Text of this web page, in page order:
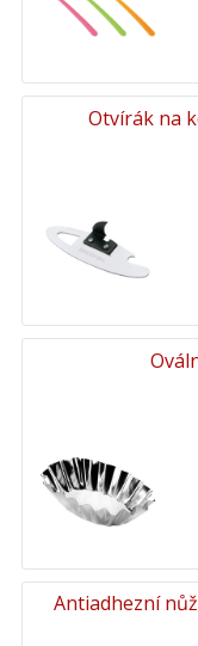
Otvírák na
Antiadhezní